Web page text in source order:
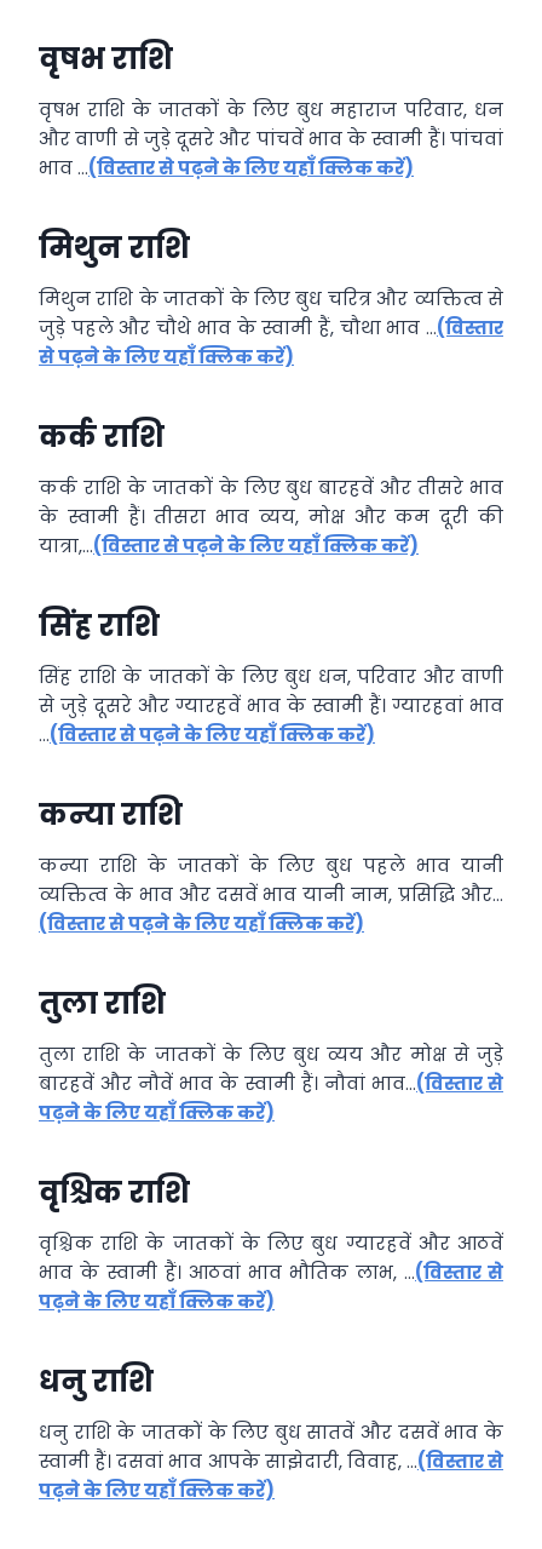
वृषभ राशि
वृषभ राशि के जातकों के लिए बुध महाराज परिवार, धन
और वाणी से जुड़े दूसरे और पांचवें भाव के स्वामी हैं। पांचवां
भाव …(विस्तार से पढ़ने के लिए यहाँ क्लिक करें)
मिथुन राशि
मिथुन राशि के जातकों के लिए बुध चरित्र और व्यक्तित्व से
जुड़े पहले और चौथे भाव के स्वामी हैं, चौथा भाव …(विस्तार
से पढ़ने के लिए यहाँ क्लिक करें)
कर्क राशि
कर्क राशि के जातकों के लिए बुध बारहवें और तीसरे भाव
के स्वामी हैं। तीसरा भाव व्यय, मोक्ष और कम दूरी की
यात्रा,…(विस्तार से पढ़ने के लिए यहाँ क्लिक करें)
सिंह राशि
सिंह राशि के जातकों के लिए बुध धन, परिवार और वाणी
से जुड़े दूसरे और ग्यारहवें भाव के स्वामी हैं। ग्यारहवां भाव
…(विस्तार से पढ़ने के लिए यहाँ क्लिक करें)
कन्या राशि
कन्या राशि के जातकों के लिए बुध पहले भाव यानी
व्यक्तित्व के भाव और दसवें भाव यानी नाम, प्रसिद्धि और…
(विस्तार से पढ़ने के लिए यहाँ क्लिक करें)
तुला राशि
तुला राशि के जातकों के लिए बुध व्यय और मोक्ष से जुड़े
बारहवें और नौवें भाव के स्वामी हैं। नौवां भाव…(विस्तार से
पढ़ने के लिए यहाँ क्लिक करें)
वृश्चिक राशि
वृश्चिक राशि के जातकों के लिए बुध ग्यारहवें और आठवें
भाव के स्वामी हैं। आठवां भाव भौतिक लाभ, …(विस्तार से
पढ़ने के लिए यहाँ क्लिक करें)
धनु राशि
धनु राशि के जातकों के लिए बुध सातवें और दसवें भाव के
स्वामी हैं। दसवां भाव आपके साझेदारी, विवाह, …(विस्तार से
पढ़ने के लिए यहाँ क्लिक करें)